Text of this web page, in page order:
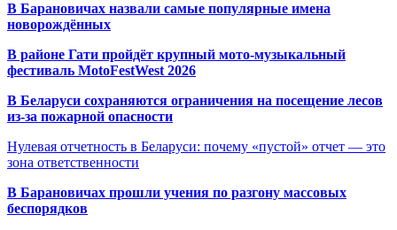
В Барановичах назвали самые популярные имена
новорождённых
В районе Гати пройдёт крупный мото-музыкальный
фестиваль MotoFestWest 2026
В Беларуси сохраняются ограничения на посещение лесов
из-за пожарной опасности
Нулевая отчетность в Беларуси: почему «пустой» отчет — это
зона ответственности
В Барановичах прошли учения по разгону массовых
беспорядков